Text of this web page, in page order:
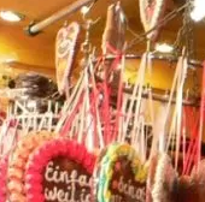
МАПКАД ЕООД е
работи. Екипът
опит